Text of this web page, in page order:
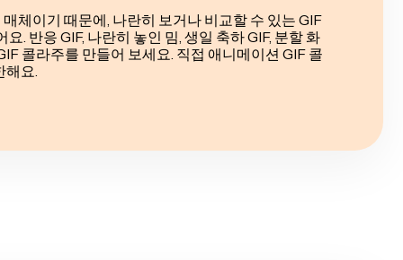
체이기 때문에, 나란히 보거나 비교할 수 있는 GIF
. 반응 GIF, 나란히 놓인 밈, 생일 축하 GIF, 분할 화
콜라주를 만들어 보세요. 직접 애니메이션 GIF 콜
요.